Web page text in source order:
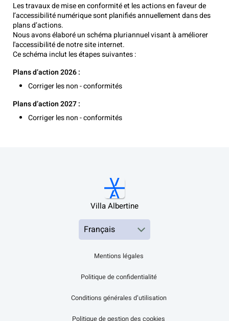
Les travaux de mise en conformité et les actions en faveur de
l’accessibilité numérique sont planifiés annuellement dans des
plans d’actions.
Nous avons élaboré un schéma pluriannuel visant à améliorer
l'accessibilité de notre site internet.
Ce schéma inclut les étapes suivantes :
Plans d’action 2026 :
Corriger les non - conformités
Plans d’action 2027 :
Corriger les non - conformités
Villa Albertine
Mentions légales
Politique de confidentialité
Conditions générales d’utilisation
Politique de gestion des cookies